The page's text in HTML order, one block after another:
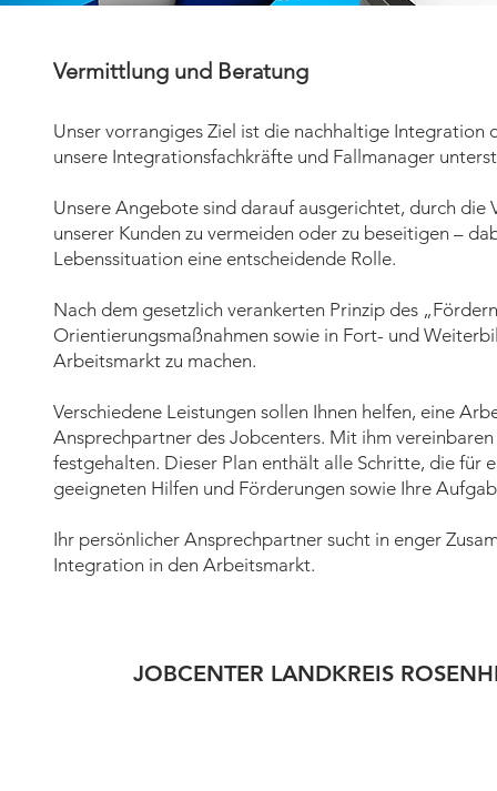
Vermittlung und Beratung
Unser vorrangiges Ziel ist die nachhaltige
unsere Integrationsfachkräfte und Fallmanager
Unsere Angebote sind darauf ausgerichtet, durch
unserer Kunden zu vermeiden oder zu beseitigen –
Lebenssituation eine entscheidende Rolle.
Nach dem gesetzlich verankerten Prinzip des
Orientierungsmaßnahmen sowie in Fort- und
Arbeitsmarkt zu machen.
Verschiedene Leistungen sollen Ihnen helfen, eine
Ansprechpartner des Jobcenters. Mit ihm
festgehalten. Dieser Plan enthält alle Schritte, die
geeigneten Hilfen und Förderungen sowie Ihre
Ihr persönlicher Ansprechpartner sucht in enger
Integration in den Arbeitsmarkt.
JOBCENTER LANDKREIS